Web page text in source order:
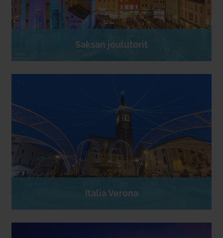
Saksan joulutorit
Italia Verona